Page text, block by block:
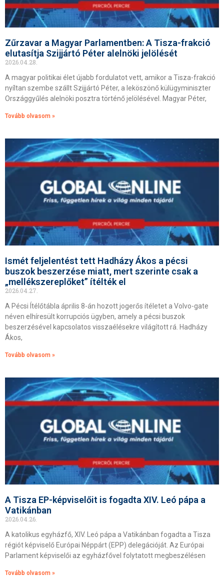
Zűrzavar a Magyar Parlamentben: A Tisza-frakció
elutasítja Szijjártó Péter alelnöki jelölését
2026.04.28.
A magyar politikai élet újabb fordulatot vett, amikor a Tisza-frakció
nyíltan szembe szállt Szijjártó Péter, a leköszönő külügyminiszter
Országgyűlés alelnöki posztra történő jelölésével. Magyar Péter,
Tovább olvasom »
Ismét feljelentést tett Hadházy Ákos a pécsi
buszok beszerzése miatt, mert szerinte csak a
„mellékszereplőket” ítélték el
2026.04.27.
A Pécsi Ítélőtábla április 8-án hozott jogerős ítéletet a Volvo-gate
néven elhíresült korrupciós ügyben, amely a pécsi buszok
beszerzésével kapcsolatos visszaélésekre világított rá. Hadházy
Ákos,
Tovább olvasom »
A Tisza EP-képviselőit is fogadta XIV. Leó pápa a
Vatikánban
2026.04.26.
A katolikus egyházfő, XIV. Leó pápa a Vatikánban fogadta a Tisza
régiót képviselő Európai Néppárt (EPP) delegációját. Az Európai
Parlament képviselői az egyházfővel folytatott megbeszélésen
Tovább olvasom »